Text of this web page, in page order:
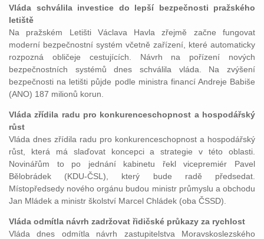
Vláda schválila investice do lepší bezpečnosti pražského
letiště
Na pražském Letišti Václava Havla zřejmě začne fungovat
moderní bezpečnostní systém včetně zařízení, které automaticky
rozpozná obličeje cestujících. Návrh na pořízení nových
bezpečnostních systémů dnes schválila vláda. Na zvýšení
bezpečnosti na letišti půjde podle ministra financí Andreje Babiše
(ANO) 187 milionů korun.
Vláda zřídila radu pro konkurenceschopnost a hospodářský
růst
Vláda dnes zřídila radu pro konkurenceschopnost a hospodářský
růst, která má slaďovat koncepci a strategie v této oblasti.
Novinářům to po jednání kabinetu řekl vicepremiér Pavel
Bělobrádek (KDU-ČSL), který bude radě předsedat.
Místopředsedy nového orgánu budou ministr průmyslu a obchodu
Jan Mládek a ministr školství Marcel Chládek (oba ČSSD).
Vláda odmítla návrh zadržovat řidičské průkazy za rychlost
Vláda dnes odmítla návrh zastupitelstva Moravskoslezského